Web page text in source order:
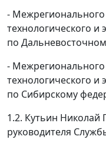
-
технологического и
по
-
технологического и
по Сибирскому
1.2. Кутьин Николай
руководителя